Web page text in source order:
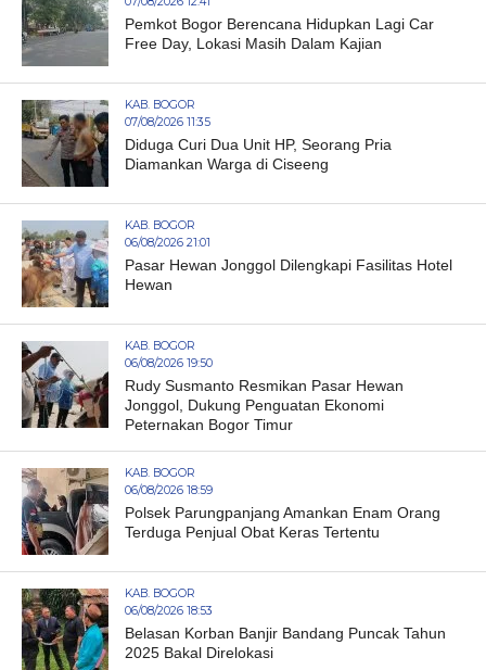
Pemkot Bogor Berencana Hidupkan Lagi Car
Free Day, Lokasi Masih Dalam Kajian
KAB. BOGOR
07/08/2026 11:35
Diduga Curi Dua Unit HP, Seorang Pria
Diamankan Warga di Ciseeng
KAB. BOGOR
06/08/2026 21:01
Pasar Hewan Jonggol Dilengkapi Fasilitas Hotel
Hewan
KAB. BOGOR
06/08/2026 19:50
Rudy Susmanto Resmikan Pasar Hewan
Jonggol, Dukung Penguatan Ekonomi
Peternakan Bogor Timur
KAB. BOGOR
06/08/2026 18:59
Polsek Parungpanjang Amankan Enam Orang
Terduga Penjual Obat Keras Tertentu
KAB. BOGOR
06/08/2026 18:53
Belasan Korban Banjir Bandang Puncak Tahun
2025 Bakal Direlokasi